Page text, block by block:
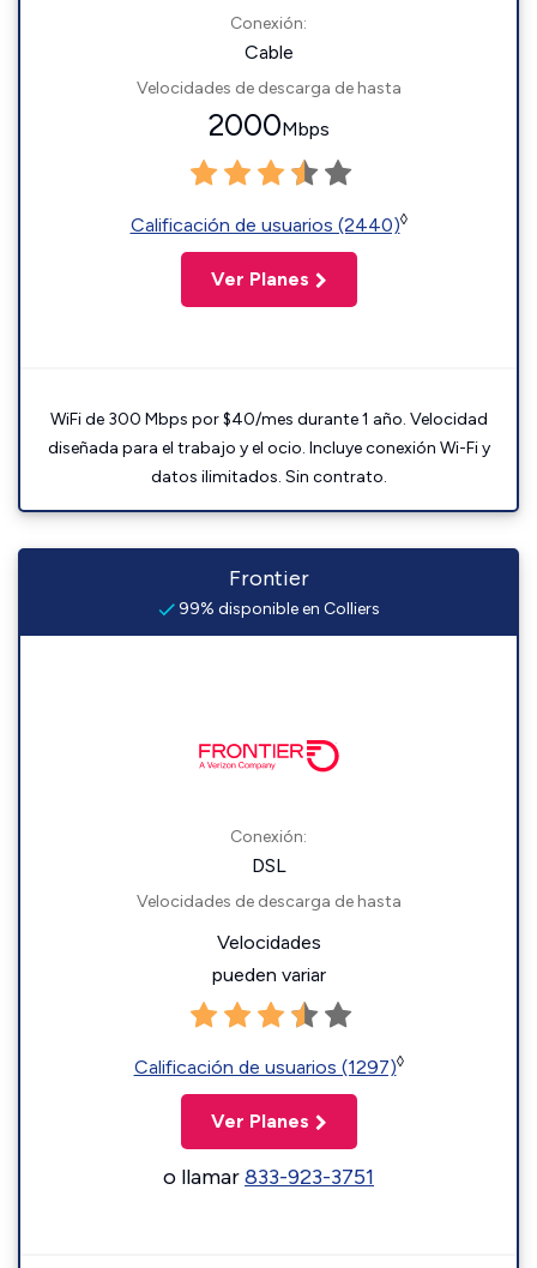
Conexión:
Cable
Velocidades de descarga de hasta
2000Mbps
Calificación de usuarios (2440)◊
Ver Planes
WiFi de 300 Mbps por $40/mes durante 1 año. Velocidad
diseñada para el trabajo y el ocio. Incluye conexión Wi-Fi y
datos ilimitados. Sin contrato.
Frontier
99% disponible en Colliers
Conexión:
DSL
Velocidades de descarga de hasta
Velocidades
pueden variar
Calificación de usuarios (1297)◊
Ver Planes
o llamar833-923-3751